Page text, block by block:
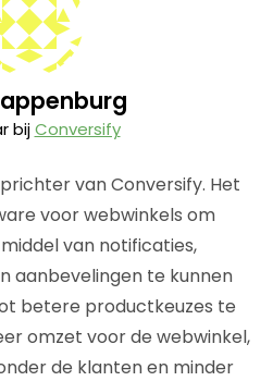
bijConversify
van Conversify. Het
voor webwinkels om
van notificaties,
aanbevelingen te kunnen
betere productkeuzes te
omzet voor de webwinkel,
de klanten en minder